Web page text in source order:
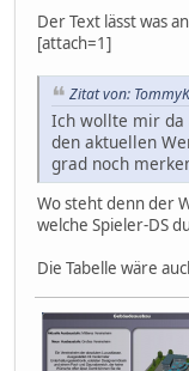
Der Text lässt was
[attach=1]
Zitat von:
Ich wollte mir da
den aktuellen
grad noch
Wo steht denn der
welche Spieler-DS
Die Tabelle wäre